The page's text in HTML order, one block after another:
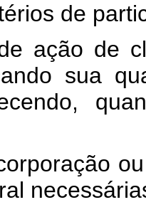
de
ação de
sua